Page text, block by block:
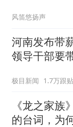
风笛悠扬声
河南发布带
领导干部要
足；鼓励3-7
构建“周五
假”短途度
极目新闻 1.7万跟贴
《龙之家族
的台词，为